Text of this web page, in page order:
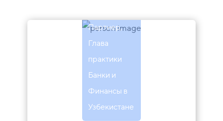
Партнер,
Глава
практики
Банки и
Финансы в
Узбекистане